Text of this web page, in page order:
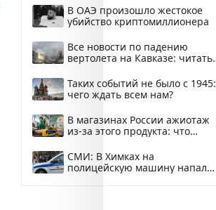
В ОАЭ произошло жестокое
убийство криптомиллионера
Все новости по падению
вертолета на Кавказе: читать
Таких событий не было с 1945:
чего ждать всем нам?
В магазинах России ажиотаж
из-за этого продукта: что
СМИ: В Химках на
полицейскую машину напали